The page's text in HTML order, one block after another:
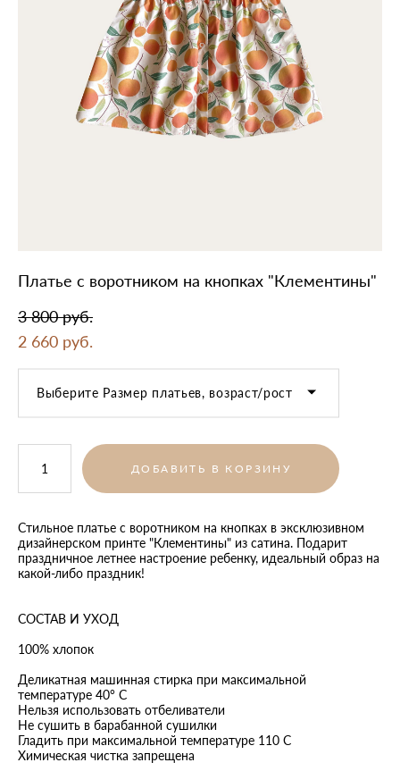
Платье с воротником на кнопках "Клементины"
3 800 pуб.
2 660 pуб.
Выберите Размер платьев, возраст/рост
ДОБАВИТЬ В КОРЗИНУ
Стильное платье с воротником на кнопках в эксклюзивном
дизайнерском принте "Клементины" из сатина. Подарит
праздничное летнее настроение ребенку, идеальный образ на
какой-либо праздник!
СОСТАВ И УХОД
100% хлопок
Деликатная машинная стирка при максимальной
температуре 40° C
Нельзя использовать отбеливатели
Не сушить в барабанной сушилки
Гладить при максимальной температуре 110 С
Химическая чистка запрещена